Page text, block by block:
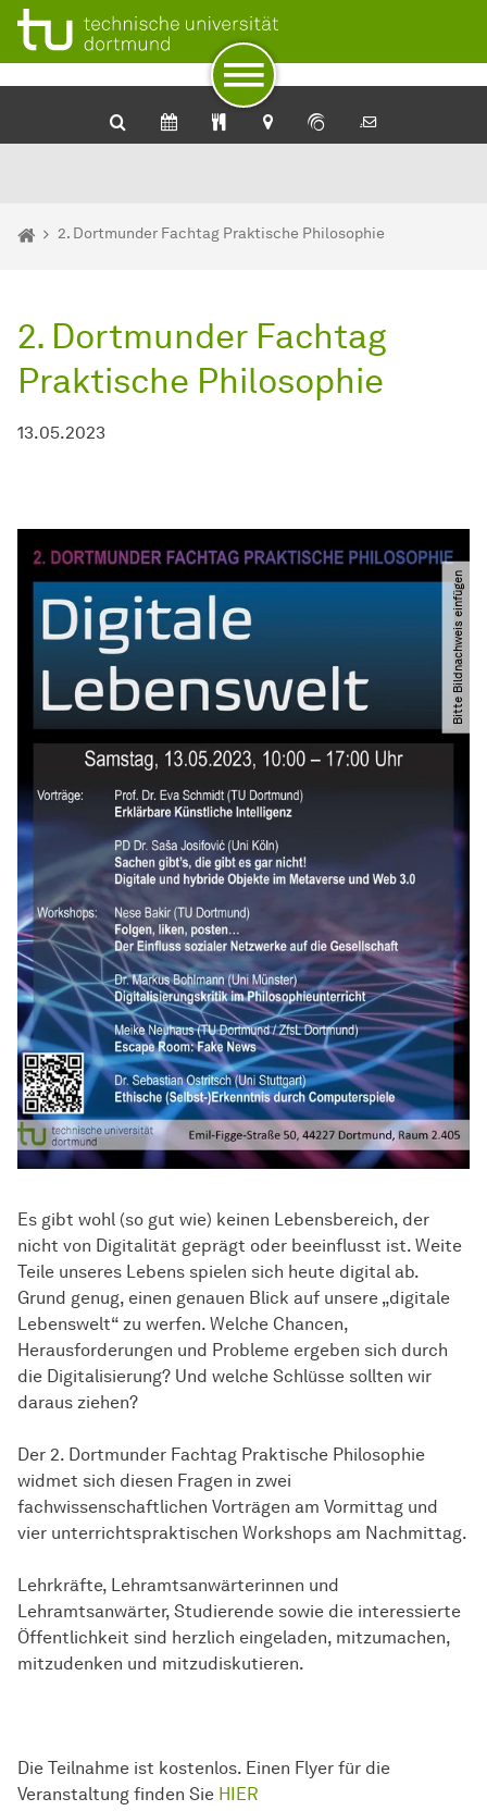
Zum Navigationspfad
Zur Navigation
Zum Schnellzugriff
Zum Fuß der Seite mit weiteren Services
Zum Inhalt
Zur Startseite
Sie sind hier:
Startseite
2. Dortmunder Fachtag Praktische Philosophie
2. Dortmunder Fachtag
Praktische Philosophie
13.05.2023
Bitte Bildnachweis einfügen
Es gibt wohl (so gut wie) keinen Lebensbereich, der
nicht von Digitalität geprägt oder beeinflusst ist. Weite
Teile unseres Lebens spielen sich heute digital ab.
Grund genug, einen genauen Blick auf unsere „digitale
Lebenswelt“ zu werfen. Welche Chancen,
Herausforderungen und Probleme ergeben sich durch
die Digitalisierung? Und welche Schlüsse sollten wir
daraus ziehen?
Der 2. Dortmunder Fachtag Praktische Philosophie
widmet sich diesen Fragen in zwei
fachwissenschaftlichen Vorträgen am Vormittag und
vier unterrichtspraktischen Workshops am Nachmittag.
Lehrkräfte, Lehramtsanwärterinnen und
Lehramtsanwärter, Studierende sowie die interessierte
Öffentlichkeit sind herzlich eingeladen, mitzumachen,
mitzudenken und mitzudiskutieren.
Die Teilnahme ist kostenlos. Einen Flyer für die
Veranstaltung finden Sie HIER